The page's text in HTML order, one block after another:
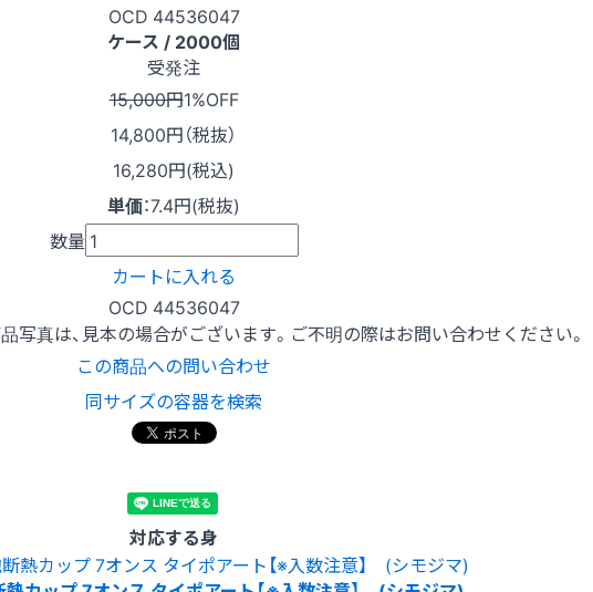
OCD 44536047
ケース / 2000個
受発注
15,000円1%OFF
14,800円（税抜）
16,280円(税込)
単価：7.4円(税抜)
数量
カートに入れる
OCD 44536047
写真は、見本の場合がございます。ご不明の際はお問い合わせください。
この商品への問い合わせ
同サイズの容器を検索
対応する身